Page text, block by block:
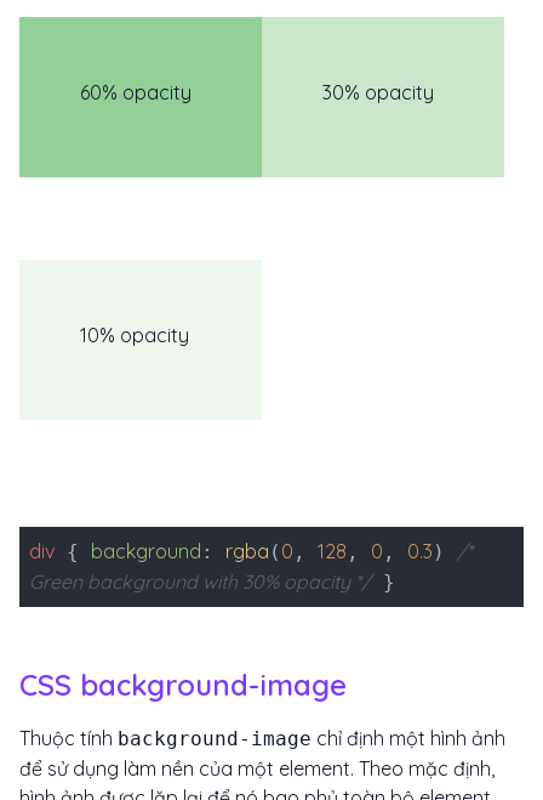
60% opacity 30% opacity
10% opacity
div { background : rgba ( 0 , 128 , 0 , 0.3 ) /*
Green background with 30% opacity */}
CSS background-image
Thuộc tính background-image chỉ định một hình ảnh
để sử dụng làm nền của một element. Theo mặc định,